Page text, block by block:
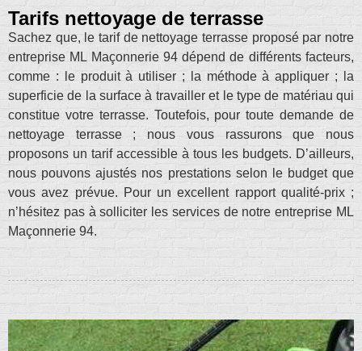
Tarifs nettoyage de terrasse
Sachez que, le tarif de nettoyage terrasse proposé par notre
entreprise ML Maçonnerie 94 dépend de différents facteurs,
comme : le produit à utiliser ; la méthode à appliquer ; la
superficie de la surface à travailler et le type de matériau qui
constitue votre terrasse. Toutefois, pour toute demande de
nettoyage terrasse ; nous vous rassurons que nous
proposons un tarif accessible à tous les budgets. D’ailleurs,
nous pouvons ajustés nos prestations selon le budget que
vous avez prévue. Pour un excellent rapport qualité-prix ;
n’hésitez pas à solliciter les services de notre entreprise ML
Maçonnerie 94.